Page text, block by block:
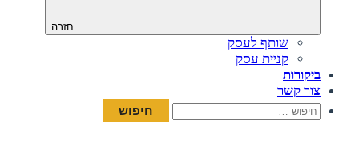
חזרה
שותף לעסק
קניית עסק
ביקורות
צור קשר
חיפוש: